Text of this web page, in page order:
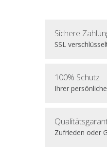
Sichere
SSL
100% Schutz
Ihrer
Zufrieden oder